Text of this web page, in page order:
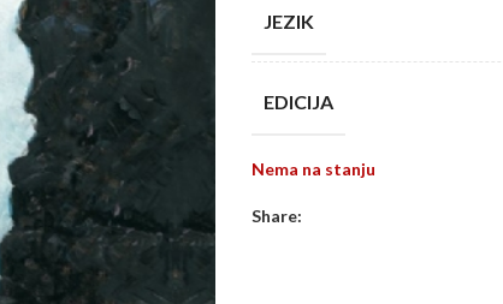
JEZIK
EDICIJA
Nema na stanju
Share: